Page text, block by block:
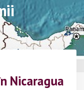
Nicaragua